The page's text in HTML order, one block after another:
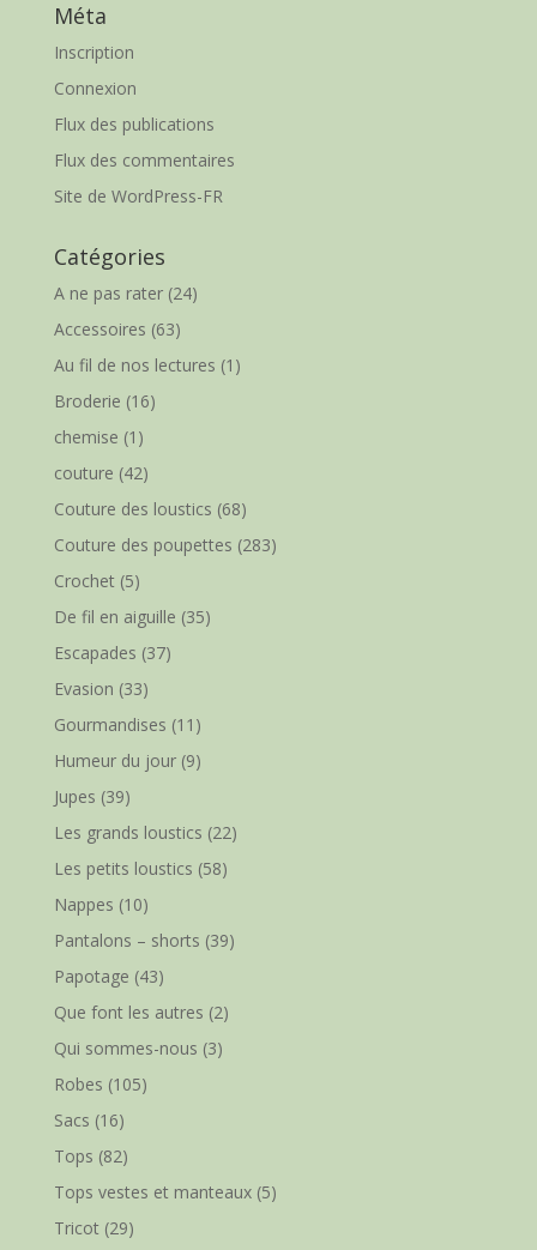
Méta
Inscription
Connexion
Flux des publications
Flux des commentaires
Site de WordPress-FR
Catégories
A ne pas rater(24)
Accessoires (63)
Au fil de nos lectures (1)
Broderie (16)
chemise (1)
couture (42)
Couture des loustics (68)
Couture des poupettes (283)
Crochet (5)
De fil en aiguille (35)
Escapades (37)
Evasion (33)
Gourmandises (11)
Humeur du jour(9)
Jupes (39)
Les grands loustics (22)
Les petits loustics (58)
Nappes (10)
Pantalons – shorts (39)
Papotage (43)
Que font les autres (2)
Qui sommes-nous (3)
Robes (105)
Sacs (16)
Tops (82)
Tops vestes et manteaux(5)
Tricot (29)